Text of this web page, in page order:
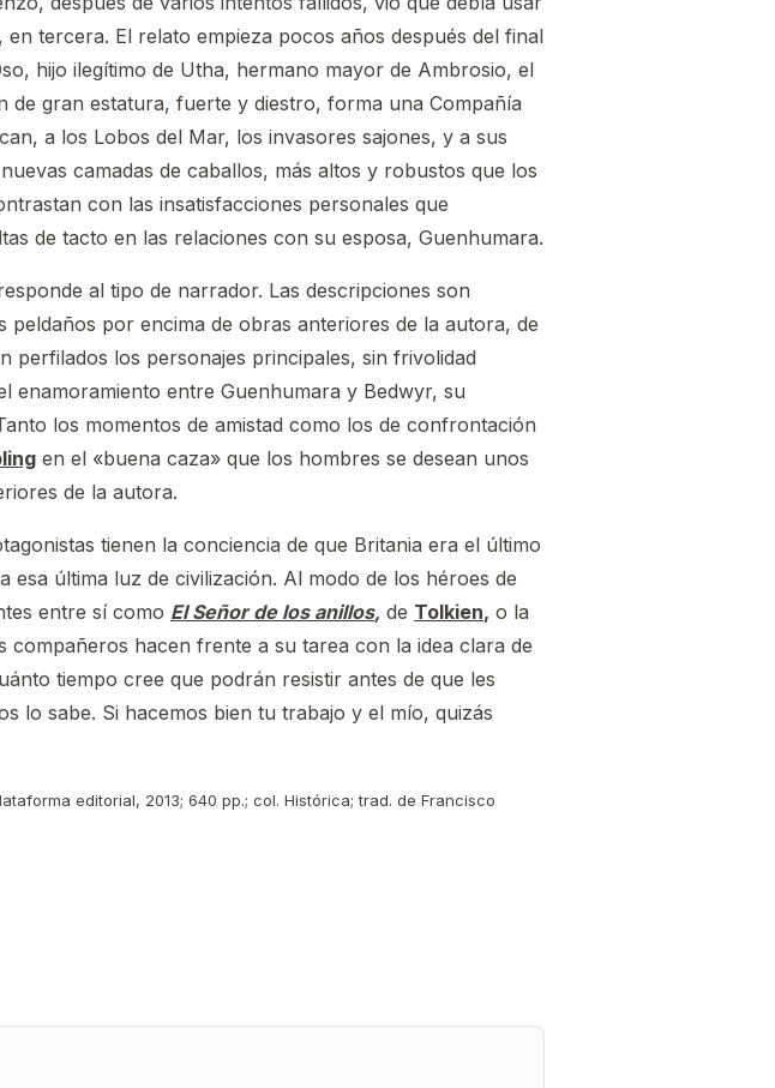
tercera. El relato empieza pocos años después del final
hijo ilegítimo de Utha, hermano mayor de Ambrosio, el
de gran estatura, fuerte y diestro, forma una Compañía
a los Lobos del Mar, los invasores sajones, y a sus
camadas de caballos, más altos y robustos que los
con las insatisfacciones personales que
de tacto en las relaciones con su esposa, Guenhumara.
al tipo de narrador. Las descripciones son
peldaños por encima de obras anteriores de la autora, de
perfilados los personajes principales, sin frivolidad
enamoramiento entre Guenhumara y Bedwyr, su
los momentos de amistad como los de confrontación
en el «buena caza» que los hombres se desean unos
de la autora.
tienen la conciencia de que Britania era el último
última luz de civilización. Al modo de los héroes de
entre sí como El Señor de los anillos, de Tolkien, o la
hacen frente a su tarea con la idea clara de
tiempo cree que podrán resistir antes de que les
lo sabe. Si hacemos bien tu trabajo y el mío, quizás
editorial, 2013; 640 pp.; col. Histórica; trad. de Francisco